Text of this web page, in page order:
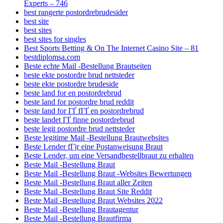
Experts – 746
best rangerte postordrebrudesider
best site
best sites
best sites for singles
Best Sports Betting & On The Internet Casino Site – 81
bestdiplomsa.com
Beste echte Mail -Bestellung Brautseiten
beste ekte postordre brud nettsteder
beste ekte postordre brudeside
beste land for en postordrebrud
beste land for postordre brud reddit
beste land for ГҐ fГҐ en postordrebrud
beste landet ГҐ finne postordrebrud
beste legit postordre brud nettsteder
Beste legitime Mail -Bestellung Brautwebsites
Beste Lender fГјr eine Postanweisung Braut
Beste Lender, um eine Versandbestellbraut zu erhalten
Beste Mail -Bestellung Braut
Beste Mail -Bestellung Braut -Websites Bewertungen
Beste Mail -Bestellung Braut aller Zeiten
Beste Mail -Bestellung Braut Site Reddit
Beste Mail -Bestellung Braut Websites 2022
Beste Mail -Bestellung Brautagentur
Beste Mail -Bestellung Brautfirma